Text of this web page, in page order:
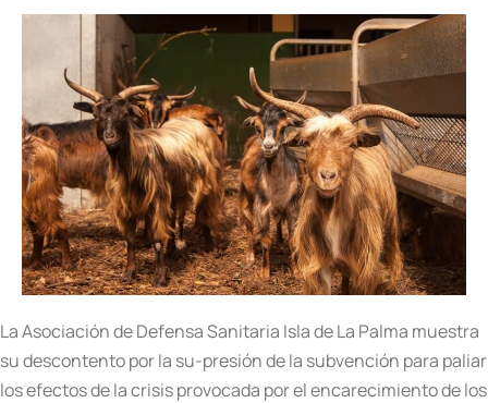
La Asociación de Defensa Sanitaria Isla de La Palma muestra
su descontento por la su-presión de la subvención para paliar
los efectos de la crisis provocada por el encarecimiento de los